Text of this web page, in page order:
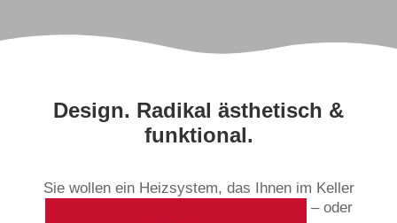
Design. Radikal ästhetisch &
funktional.
Sie wollen ein Heizsystem, das Ihnen im Keller
– oder